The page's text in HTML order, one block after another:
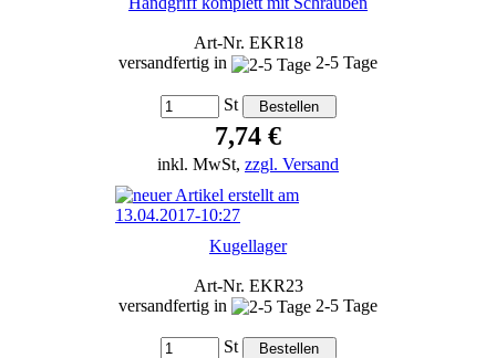
Art-Nr. EKR18
versandfertig in
2-5 Tage
St
7,74 €
inkl. MwSt, zzgl. Versand
Kugellager
Art-Nr. EKR23
versandfertig in
2-5 Tage
St